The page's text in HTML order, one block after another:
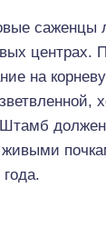
саженцы
центрах.
на